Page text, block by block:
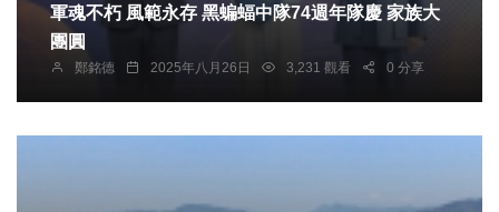
軍魂不朽 風範永存 黑蝙蝠中隊74週年隊慶 家族大
團圓
鄭銘德 2025年八月26日 3,231 觀看 0 分享